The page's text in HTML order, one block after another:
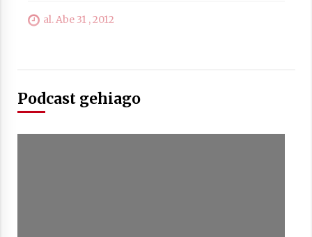
2021/07/06
al. Abe 31 , 2012
Podcast gehiago